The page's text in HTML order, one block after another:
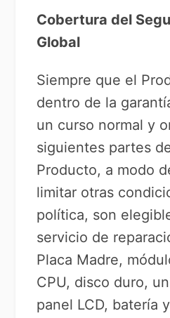
Cobertura del
Global
Siempre que el
dentro de la
un curso normal y
siguientes partes
Producto, a modo
limitar otras
política, son
servicio de
Placa Madre,
CPU, disco duro,
panel LCD, batería